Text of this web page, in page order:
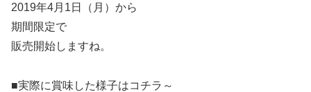
2019年4月1日（月）から
期間限定で
販売開始しますね。
■実際に賞味した様子はコチラ～